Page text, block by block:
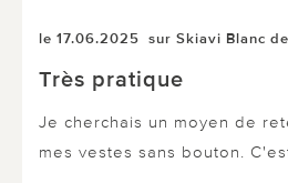
le 17.06.2025 sur Skiavi Blanc
Très pratique
Je cherchais un moyen de
mes vestes sans bouton.